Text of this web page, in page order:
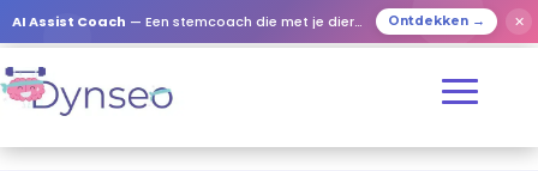
AI Assist Coach — Een stemcoach die met je dierbaren speelt Ontdekken → ✕